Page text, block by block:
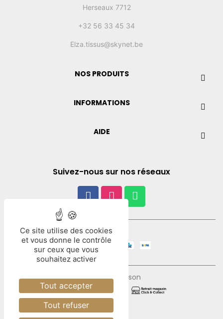
Herseaux 7712
+32 56 33 45 34
Elza.tissus@skynet.be
NOS PRODUITS
INFORMATIONS
AIDE
Suivez-nous sur nos réseaux
Paiement
Mode de livraison
Ce site utilise des cookies
et vous donne le contrôle
sur ceux que vous
souhaitez activer
Tout accepter
Tout refuser